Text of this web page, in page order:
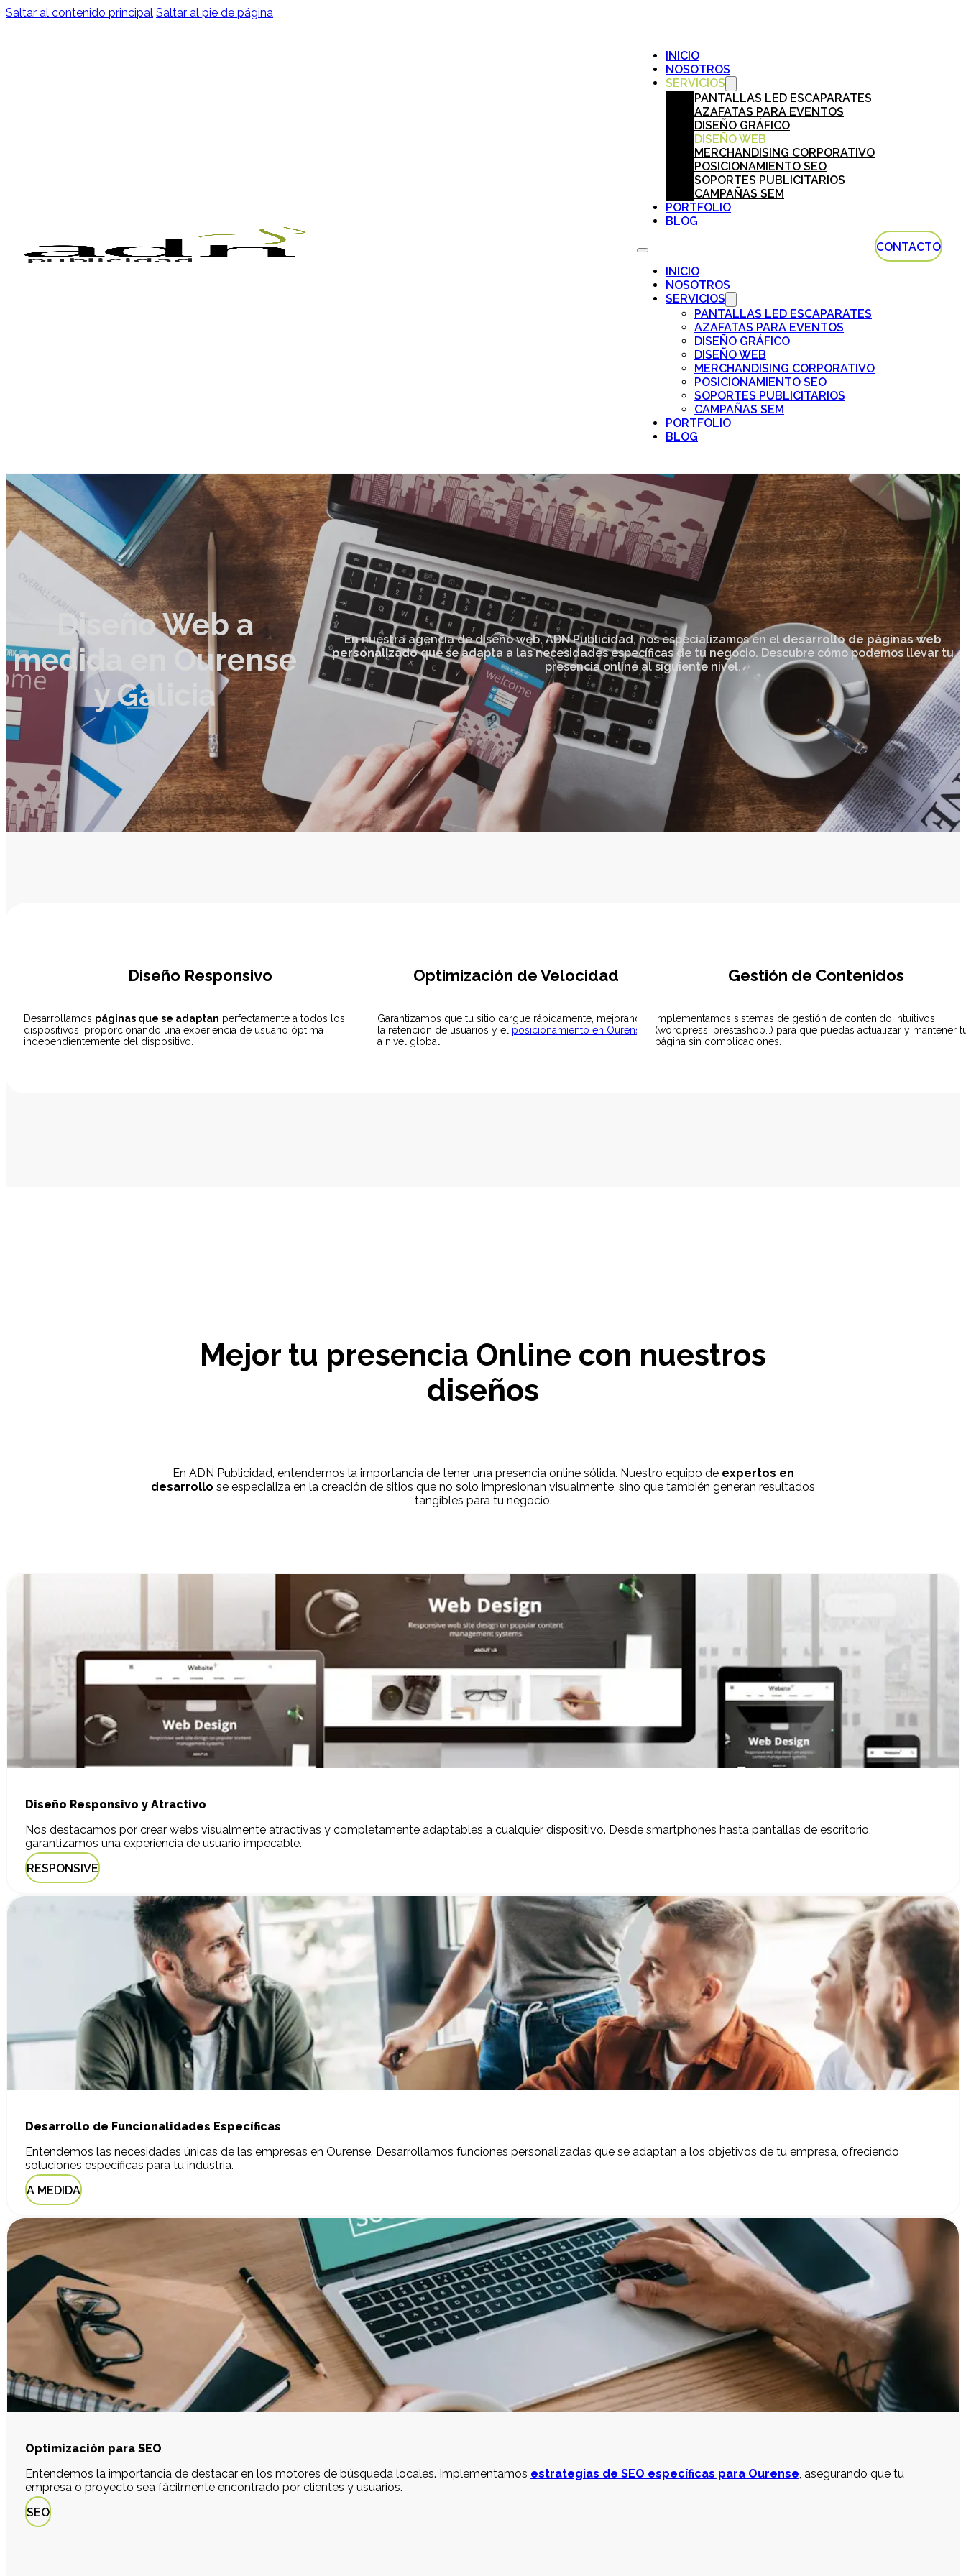
Saltar al contenido principal Saltar al pie de página
INICIO
NOSOTROS
SERVICIOS
PANTALLAS LED ESCAPARATES
AZAFATAS PARA EVENTOS
DISEÑO GRÁFICO
DISEÑO WEB
MERCHANDISING CORPORATIVO
POSICIONAMIENTO SEO
SOPORTES PUBLICITARIOS
CAMPAÑAS SEM
PORTFOLIO
BLOG
INICIO
NOSOTROS
SERVICIOS
PANTALLAS LED ESCAPARATES
AZAFATAS PARA EVENTOS
DISEÑO GRÁFICO
DISEÑO WEB
MERCHANDISING CORPORATIVO
POSICIONAMIENTO SEO
SOPORTES PUBLICITARIOS
CAMPAÑAS SEM
PORTFOLIO
BLOG
CONTACTO
Diseño Web a
medida en Ourense
y Galicia
En nuestra agencia de diseño web, ADN Publicidad, nos especializamos en el desarrollo de páginas web
personalizadoque se adapta a las necesidades específicas de tu negocio. Descubre cómo podemos llevar tu
presencia online al siguiente nivel.
Diseño Responsivo
Desarrollamos páginas que se adaptan perfectamente a todos los
dispositivos, proporcionando una experiencia de usuario óptima
independientemente del dispositivo.
Optimización de Velocidad
Garantizamos que tu sitio cargue rápidamente, mejorando
la retención de usuarios y el posicionamiento en Ourense
a nivel global.
Gestión de Contenidos
Implementamos sistemas de gestión de contenido intuitivos
(wordpress, prestashop…) para que puedas actualizar y mantener
página sin complicaciones.
Mejor tu presencia Online con nuestros
diseños
En ADN Publicidad, entendemos la importancia de tener una presencia online sólida. Nuestro equipo de expertos en
desarrollo se especializa en la creación de sitios que no solo impresionan visualmente, sino que también generan resultados
tangibles para tu negocio.
Diseño Responsivo y Atractivo
Nos destacamos por crear webs visualmente atractivas y completamente adaptables a cualquier dispositivo. Desde smartphones hasta pantallas de escritorio,
garantizamos una experiencia de usuario impecable.
RESPONSIVE
Desarrollo de Funcionalidades Específicas
Entendemos las necesidades únicas de las empresas en Ourense. Desarrollamos funciones personalizadas que se adaptan a los objetivos de tu empresa, ofreciendo
soluciones específicas para tu industria.
A MEDIDA
Optimización para SEO
Entendemos la importancia de destacar en los motores de búsqueda locales. Implementamos estrategias de SEO específicas para Ourense , asegurando que tu
empresa o proyecto sea fácilmente encontrado por clientes y usuarios.
SEO